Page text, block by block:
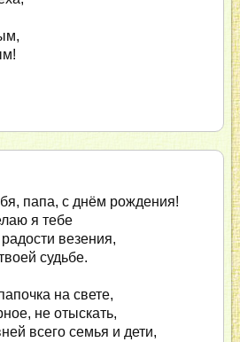
папа, с днём рождения!
я тебе
везения,
судьбе.
на свете,
не отыскать,
всего семья и дети,